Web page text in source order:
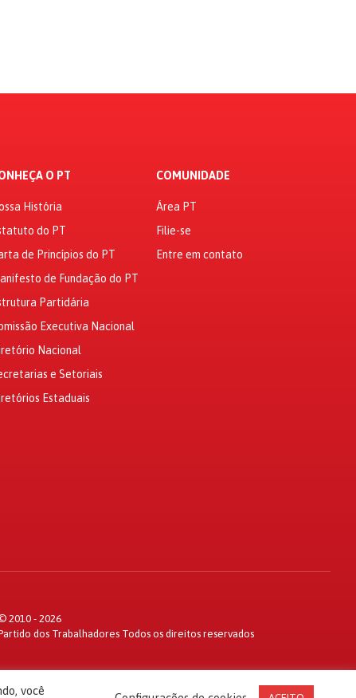
O PT
História
do PT
de Princípios do PT
de Fundação do PT
Partidária
Executiva Nacional
Nacional
e Setoriais
Estaduais
COMUNIDADE
Área PT
Filie-se
Entre em contato
2010 - 2026
dos Trabalhadores Todos os direitos reservados
você